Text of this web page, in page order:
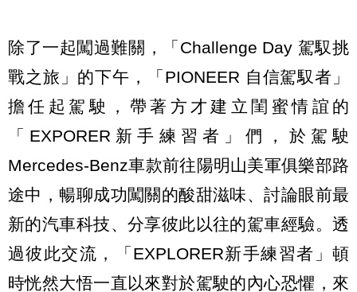
除了一起闖過難關，「Challenge Day 駕馭挑
戰之旅」的下午，「PIONEER 自信駕馭者」
擔任起駕駛，帶著方才建立閨蜜情誼的
「EXPORER新手練習者」們，於駕駛
Mercedes-Benz車款前往陽明山美軍俱樂部路
途中，暢聊成功闖關的酸甜滋味、討論眼前最
新的汽車科技、分享彼此以往的駕車經驗。透
過彼此交流，「EXPLORER新手練習者」頓
時恍然大悟一直以來對於駕駛的內心恐懼，來